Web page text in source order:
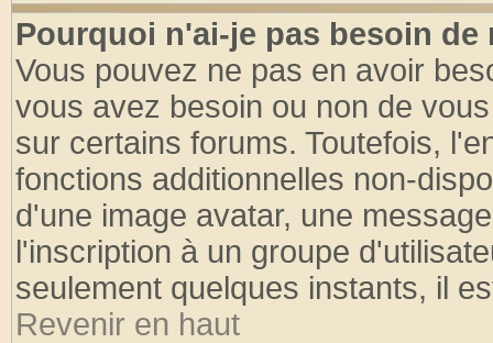
Pourquoi n'ai-je pas besoin de
Vous pouvez ne pas en avoir
vous avez besoin ou non de
sur certains forums. Toutefois,
fonctions additionnelles non-
d'une image avatar, une
l'inscription à un groupe
seulement quelques instants, il
Revenir en haut